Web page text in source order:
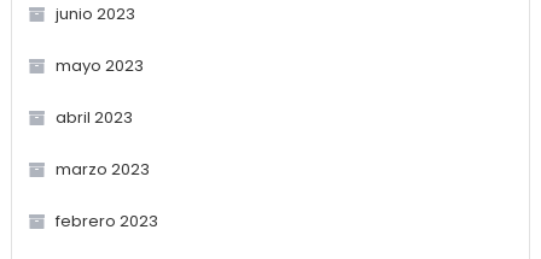
junio 2023
mayo 2023
abril 2023
marzo 2023
febrero 2023